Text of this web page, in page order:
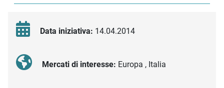
Data iniziativa: 14.04.2014
Mercati di interesse: Europa , Italia